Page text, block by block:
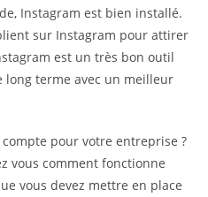
Instagram est bien installé.
sur Instagram pour attirer
est un très bon outil
terme avec un meilleur
pour votre entreprise ?
vous comment fonctionne
vous devez mettre en place